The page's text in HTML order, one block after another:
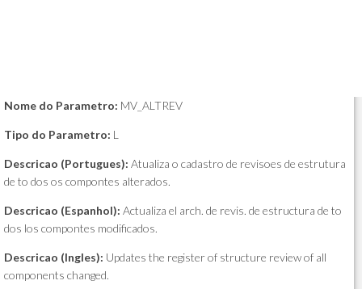
Nome do Parametro: MV_ALTREV
Tipo do Parametro: L
Descricao (Portugues): Atualiza o cadastro de revisoes de estrutura
de to dos os compontes alterados.
Descricao (Espanhol): Actualiza el arch. de revis. de estructura de to
dos los compontes modificados.
Descricao (Ingles): Updates the register of structure review of all
components changed.